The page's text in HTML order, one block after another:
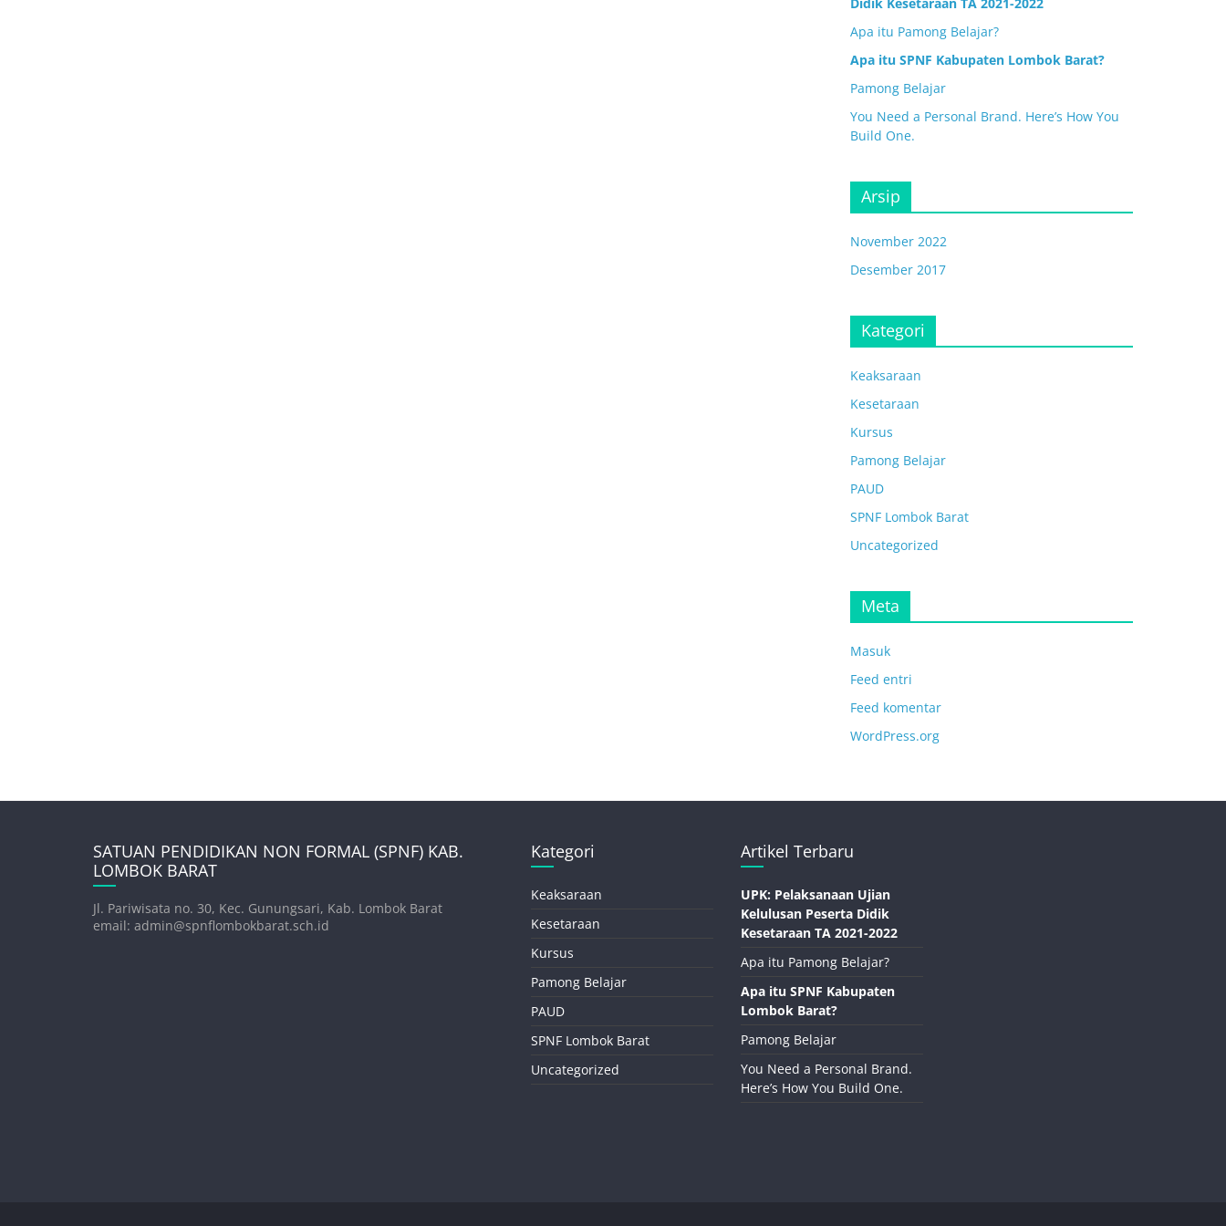
Apa itu Pamong Belajar?
Apa itu SPNF Kabupaten Lombok Barat?
Pamong Belajar
You Need a Personal Brand. Here’s How You
Build One.
Arsip
November 2022
Desember 2017
Kategori
Keaksaraan
Kesetaraan
Kursus
Pamong Belajar
PAUD
SPNF Lombok Barat
Uncategorized
Meta
Masuk
Feed entri
Feed komentar
WordPress.org
SATUAN PENDIDIKAN NON FORMAL (SPNF) KAB.
LOMBOK BARAT
Jl. Pariwisata no. 30, Kec. Gunungsari, Kab. Lombok Barat
email: admin@spnflombokbarat.sch.id
Kategori
Keaksaraan
Kesetaraan
Kursus
Pamong Belajar
PAUD
SPNF Lombok Barat
Uncategorized
Artikel Terbaru
UPK: Pelaksanaan Ujian
Kelulusan Peserta Didik
Kesetaraan TA 2021-2022
Apa itu Pamong Belajar?
Apa itu SPNF Kabupaten
Lombok Barat?
Pamong Belajar
You Need a Personal Brand.
Here’s How You Build One.